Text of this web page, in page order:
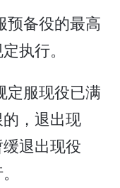
预备役的最高
执行。
定服现役已满
，退出现
退出现役